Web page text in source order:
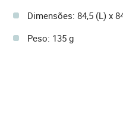
Dimensões: 84,5 (L) x
Peso: 135 g